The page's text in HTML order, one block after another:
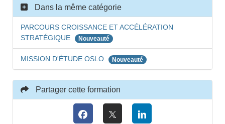
Dans la même catégorie
PARCOURS CROISSANCE ET ACCÉLÉRATION
STRATÉGIQUE
Nouveauté
MISSION D'ÉTUDE OSLO Nouveauté
Partager cette formation